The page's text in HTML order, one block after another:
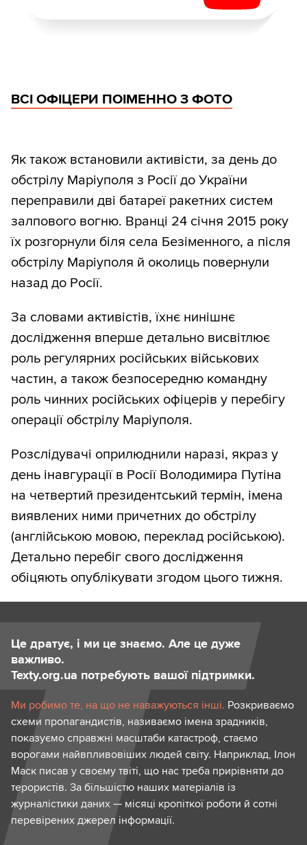
ВСІ ОФІЦЕРИ ПОІМЕННО З ФОТО
Як також встановили активісти, за день до
обстрілу Маріуполя з Росії до України
переправили дві батареї ракетних систем
залпового вогню. Вранці 24 січня 2015 року
їх розгорнули біля села Безіменного, а після
обстрілу Маріуполя й околиць повернули
назад до Росії.
За словами активістів, їхнє нинішнє
дослідження вперше детально висвітлює
роль регулярних російських військових
частин, а також безпосередню командну
роль чинних російських офіцерів у перебігу
операції обстрілу Маріуполя.
Розслідувачі оприлюднили наразі, якраз у
день інавгурації в Росії Володимира Путіна
на четвертий президентський термін, імена
виявлених ними причетних до обстрілу
(англійською мовою, переклад російською).
Детально перебіг свого дослідження
обіцяють опублікувати згодом цього тижня.
Це дратує, і ми це знаємо. Але це дуже
важливо.
Texty.org.ua потребують вашої підтримки.
Ми робимо те, на що не наважуються інші. Розкриваємо
схеми пропагандистів, називаємо імена зрадників,
показуємо справжні масштаби катастроф, стаємо
ворогами найвпливовіших людей світу. Наприклад, Ілон
Маск писав у своєму твіті, що нас треба прирівняти до
терористів. За більшістю наших матеріалів із
журналістики даних — місяці кропіткої роботи й сотні
перевірених джерел інформації.